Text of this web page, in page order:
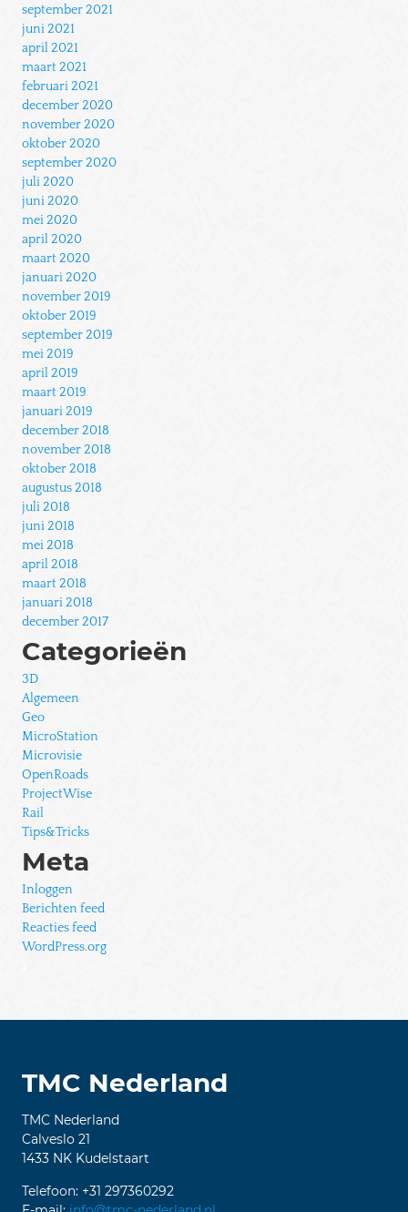
september 2021
juni 2021
april 2021
maart 2021
februari 2021
december 2020
november 2020
oktober 2020
september 2020
juli 2020
juni 2020
mei 2020
april 2020
maart 2020
januari 2020
november 2019
oktober 2019
september 2019
mei 2019
april 2019
maart 2019
januari 2019
december 2018
november 2018
oktober 2018
augustus 2018
juli 2018
juni 2018
mei 2018
april 2018
maart 2018
januari 2018
december 2017
Categorieën
3D
Algemeen
Geo
MicroStation
Microvisie
OpenRoads
ProjectWise
Rail
Tips&Tricks
Meta
Inloggen
Berichten feed
Reacties feed
WordPress.org
TMC Nederland
TMC Nederland
Calveslo 21
1433 NK Kudelstaart
Telefoon: +31 297360292